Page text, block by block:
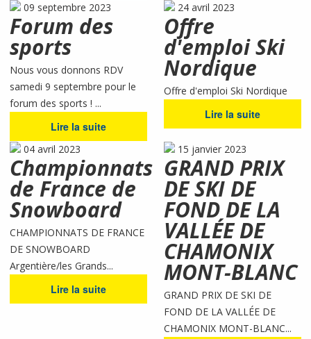
09 septembre 2023
Forum des
sports
Nous vous donnons RDV
samedi 9 septembre pour le
forum des sports ! ...
Lire la suite
24 avril 2023
Offre
d'emploi Ski
Nordique
Offre d'emploi Ski Nordique
Lire la suite
04 avril 2023
Championnats
de France de
Snowboard
CHAMPIONNATS DE FRANCE
DE SNOWBOARD
Argentière/les Grands...
Lire la suite
15 janvier 2023
GRAND PRIX
DE SKI DE
FOND DE LA
VALLÉE DE
CHAMONIX
MONT-BLANC
GRAND PRIX DE SKI DE
FOND DE LA VALLÉE DE
CHAMONIX MONT-BLANC...